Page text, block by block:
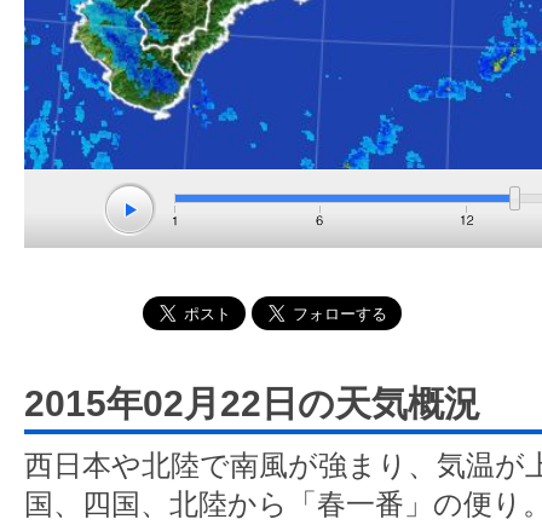
2015年02月22日の天気概況
西日本や北陸で南風が強まり、気温が
国、四国、北陸から「春一番」の便り